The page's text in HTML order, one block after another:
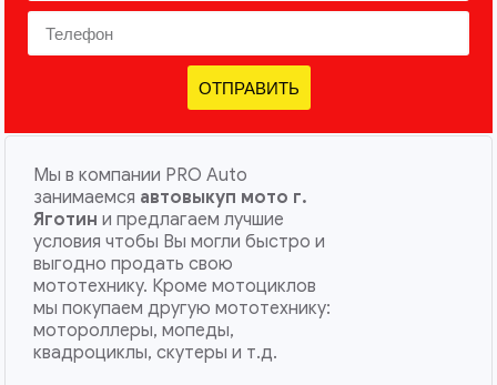
ОТПРАВИТЬ
Мы в компании PRO Auto
занимаемся автовыкуп мото г.
Яготин и предлагаем лучшие
условия чтобы Вы могли быстро и
выгодно продать свою
мототехнику. Кроме мотоциклов
мы покупаем другую мототехнику:
мотороллеры, мопеды,
квадроциклы, скутеры и т.д.